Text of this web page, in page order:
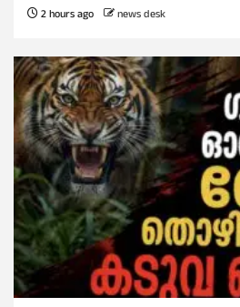
2 hours ago news desk